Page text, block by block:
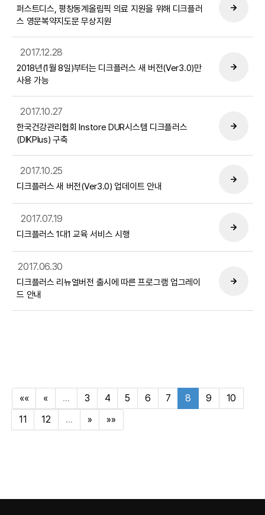
퍼스트디스, 평창동계올림픽 의료 지원을 위해 디크플러
스 영문복약지도문 무상지원
2017.12.28
2018년(1월 8일)부터는 디크플러스 새 버전(Ver3.0)만
사용 가능
2017.10.27
한국건강관리협회 Instore DUR시스템 디크플러스
(DIKPlus) 구축
2017.10.25
디크플러스 새 버전(Ver3.0) 업데이트 안내
2017.07.19
디크플러스 1대1 교육 서비스 시행
2017.06.30
디크플러스 리뉴얼버전 출시에 따른 프로그램 업그레이
드 안내
«« « … 3 4 5 6 7 8 9
10
11
12 … » »»